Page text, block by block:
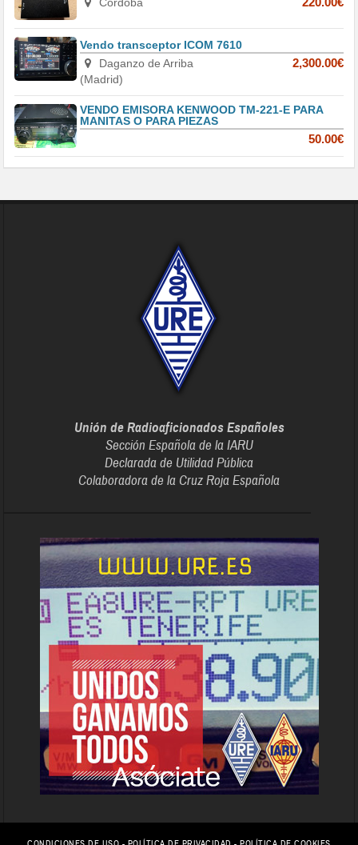
Vendo transceptor ICOM 7610
Daganzo de Arriba
(Madrid)
2,300.00€
VENDO EMISORA KENWOOD TM-221-E PARA
MANITAS O PARA PIEZAS
50.00€
Unión de Radioaficionados Españoles
Sección Española de la IARU
Declarada de Utilidad Pública
Colaboradora de la Cruz Roja Española